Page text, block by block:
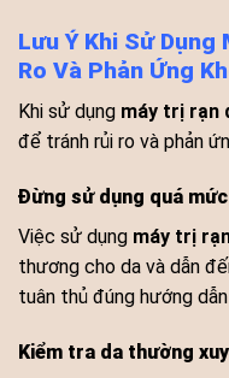
Lưu Ý Khi Sử Dụng
Ro Và Phản Ứng
Khi sử dụng máy trị rạn
để tránh rủi ro và phản
Đừng sử dụng quá mức
Việc sử dụng máy trị
thương cho da và dẫn
tuân thủ đúng hướng
Kiểm tra da thường